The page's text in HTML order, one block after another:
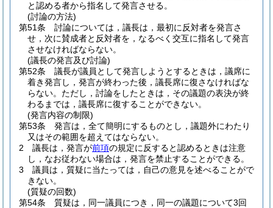
と認める者から指名して発言させる。
(討論の方法)
第51条
討論については，議長は，最初に反対者を発言さ
せ，次に賛成者と反対者を，なるべく交互に指名して発言
させなければならない。
(議長の発言及び討論)
第52条
議長が議員として発言しようとするときは，議席に
着き発言し，発言が終わった後，議長席に復さなければな
らない。 ただし，討論をしたときは，その議題の表決が終
わるまでは，議長席に復することができない。
(発言内容の制限)
第53条
発言は，全て簡明にするものとし，議題外にわたり
又はその範囲を超えてはならない。
2
議長は，発言が前項の規定に反すると認めるときは注意
し，なお従わない場合は，発言を禁止することができる。
3
議員は，質疑に当たっては，自己の意見を述べることがで
きない。
(質疑の回数)
第54条
質疑は，同一議員につき，同一の議題について3回